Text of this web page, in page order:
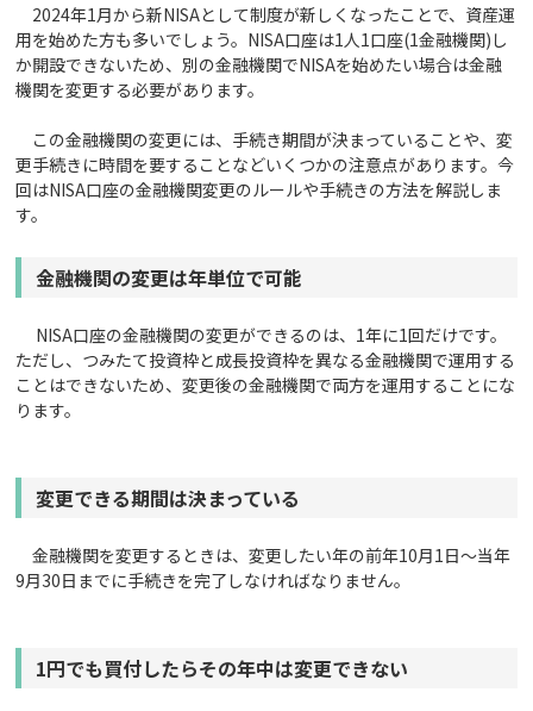
2024年1月から新NISAとして制度が新しくなったことで、資産運
用を始めた方も多いでしょう。NISA口座は1人1口座(1金融機関)し
か開設できないため、別の金融機関でNISAを始めたい場合は金融
機関を変更する必要があります。
この金融機関の変更には、手続き期間が決まっていることや、変
更手続きに時間を要することなどいくつかの注意点があります。今
回はNISA口座の金融機関変更のルールや手続きの方法を解説しま
す。
金融機関の変更は年単位で可能
NISA口座の金融機関の変更ができるのは、1年に1回だけです。
ただし、つみたて投資枠と成長投資枠を異なる金融機関で運用する
ことはできないため、変更後の金融機関で両方を運用することにな
ります。
変更できる期間は決まっている
金融機関を変更するときは、変更したい年の前年10月1日〜当年
9月30日までに手続きを完了しなければなりません。
1円でも買付したらその年中は変更できない